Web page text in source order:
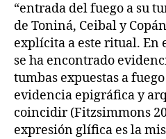
“entrada del fuego a su
de Toniná, Ceibal y
explícita a este ritual. En
se ha encontrado
tumbas expuestas a
evidencia epigráfica y
coincidir (Fitzsimmons
expresión glífica es la